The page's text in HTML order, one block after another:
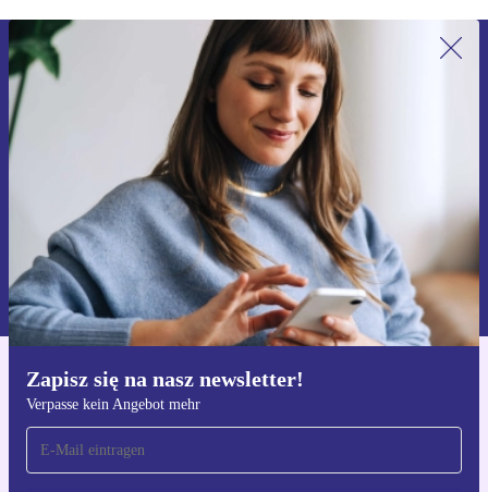
Zapisz się na nasz newsletter!
Verpasse kein Angebot mehr
Zapisz się na nasz newsletter!
Nie przegap żadnej oferty.
Zarejestruj się
Informacje na temat używania danych osobowych znajdują się w
naszej
Polityce prywatności
Pobierz aplikację refurbed
Dla iOS i Android